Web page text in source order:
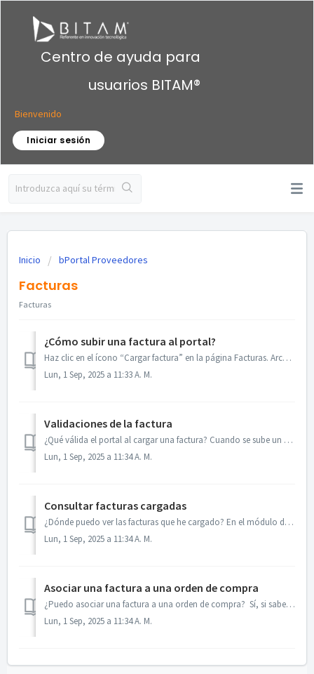
Centro de ayuda para
usuarios BITAM®
Bienvenido
Iniciar sesión
Inicio bPortal Proveedores
Facturas
Facturas
¿Cómo subir una factura al portal?
Haz clic en el ícono “Cargar factura” en la página Facturas. Archivos obligatorios ¿Qué documentos debo subir? Archivo XML Archivo PDF Archivos op...
Lun, 1 Sep, 2025 a 11:33 A. M.
Validaciones de la factura
¿Qué válida el portal al cargar una factura? Cuando se sube un documento XML, el portal realiza varias revisiones para asegurar que sea correcto. Principal...
Lun, 1 Sep, 2025 a 11:34 A. M.
Consultar facturas cargadas
¿Dónde puedo ver las facturas que he cargado? En el módulo de Facturas encontrarás todas las facturas que has subido para tus clientes. Al ingresar, el po...
Lun, 1 Sep, 2025 a 11:34 A. M.
Asociar una factura a una orden de compra
¿Puedo asociar una factura a una orden de compra? Sí, si sabes que existe una orden de compra relacionada, desde la misma ventana modal puedes usar la opci...
Lun, 1 Sep, 2025 a 11:34 A. M.